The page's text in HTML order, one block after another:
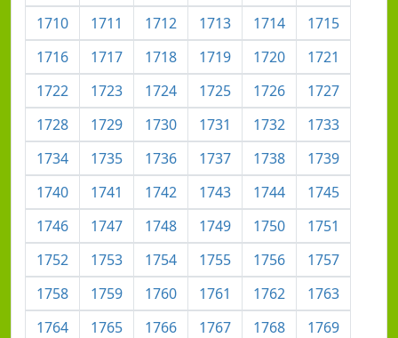
1710
1711 1712 1713 1714
1715
1716
1717 1718 1719 1720
1721
1722
1723 1724 1725 1726
1727
1728
1729 1730 1731 1732
1733
1734
1735 1736 1737 1738
1739
1740
1741 1742 1743 1744
1745
1746
1747 1748 1749 1750
1751
1752
1753 1754 1755 1756
1757
1758
1759 1760 1761 1762
1763
1764
1765 1766 1767 1768
1769